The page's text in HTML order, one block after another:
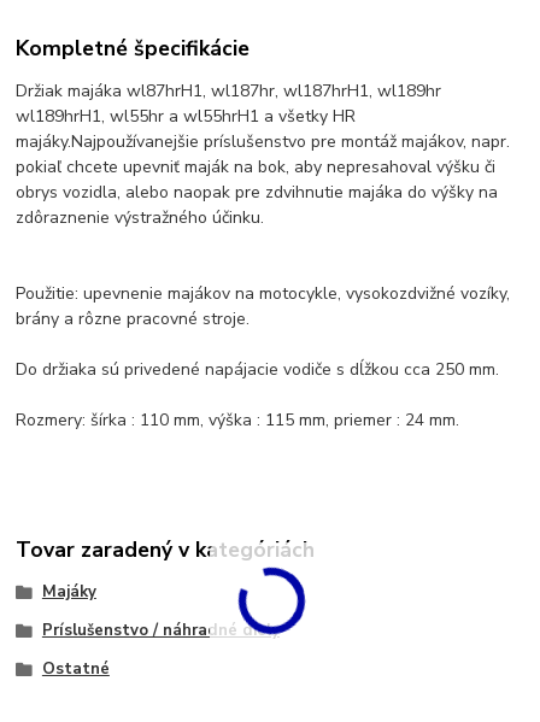
Kompletné špecifikácie
Držiak majáka wl87hrH1, wl187hr, wl187hrH1, wl189hr
wl189hrH1, wl55hr a wl55hrH1 a všetky HR
majáky.Najpoužívanejšie príslušenstvo pre montáž majákov, napr.
pokiaľ chcete upevniť maják na bok, aby nepresahoval výšku či
obrys vozidla, alebo naopak pre zdvihnutie majáka do výšky na
zdôraznenie výstražného účinku.
Použitie: upevnenie majákov na motocykle, vysokozdvižné vozíky,
brány a rôzne pracovné stroje.
Do držiaka sú privedené napájacie vodiče s dĺžkou cca 250 mm.
Rozmery: šírka : 110 mm, výška : 115 mm, priemer : 24 mm.
Tovar zaradený v kategóriách
Majáky
Príslušenstvo / náhradné diely
Ostatné